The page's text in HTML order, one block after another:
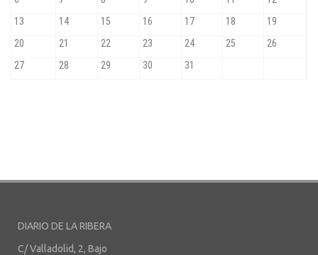
DIARIO DE LA RIBERA
C/ Valladolid, 2, Bajo